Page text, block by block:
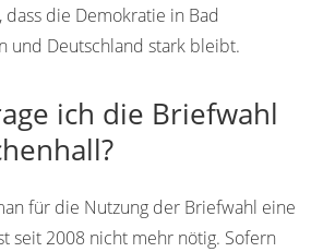
dass die Demokratie in Bad
und Deutschland stark bleibt.
ich die Briefwahl
für die Nutzung der Briefwahl eine
seit 2008 nicht mehr nötig. Sofern